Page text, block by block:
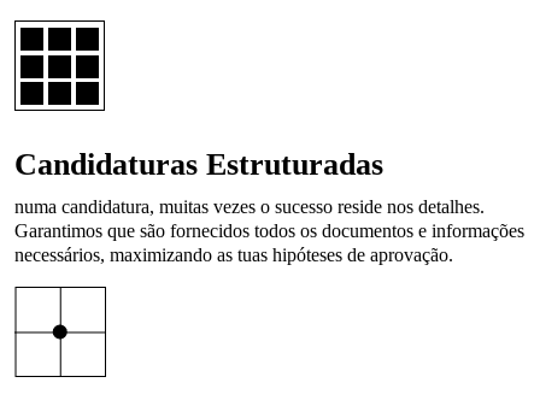
Candidaturas Estruturadas
numa candidatura, muitas vezes o sucesso reside nos detalhes.
Garantimos que são fornecidos todos os documentos e informações
necessários, maximizando as tuas hipóteses de aprovação.